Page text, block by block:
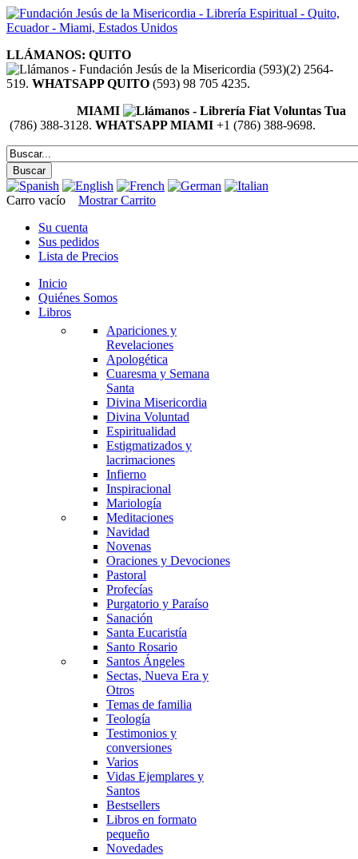
LLÁMANOS: QUITO
(593)(2) 2564-
519. WHATSAPP QUITO (593) 98 705 4235.
MIAMI
(786) 388-3128. WHATSAPP MIAMI +1 (786) 388-9698.
Carro vacío
Mostrar Carrito
Su cuenta
Sus pedidos
Lista de Precios
Inicio
Quiénes Somos
Libros
Apariciones y
Revelaciones
Apologética
Cuaresma y Semana
Santa
Divina Misericordia
Divina Voluntad
Espiritualidad
Estigmatizados y
lacrimaciones
Infierno
Inspiracional
Mariología
Meditaciones
Navidad
Novenas
Oraciones y Devociones
Pastoral
Profecías
Purgatorio y Paraíso
Sanación
Santa Eucaristía
Santo Rosario
Santos Ángeles
Sectas, Nueva Era y
Otros
Temas de familia
Teología
Testimonios y
conversiones
Varios
Vidas Ejemplares y
Santos
Bestsellers
Libros en formato
pequeño
Novedades